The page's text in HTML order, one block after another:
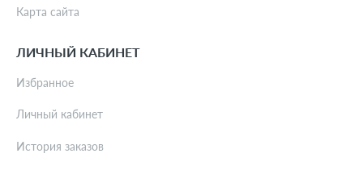
Карта сайта
ЛИЧНЫЙ КАБИНЕТ
Избранное
Личный кабинет
История заказов